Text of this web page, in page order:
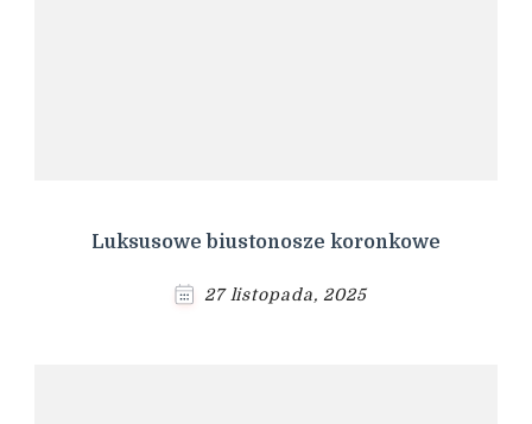
Luksusowe biustonosze koronkowe
27 listopada, 2025